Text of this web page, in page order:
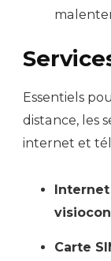
Essentiels
distance, les
internet et
Carte